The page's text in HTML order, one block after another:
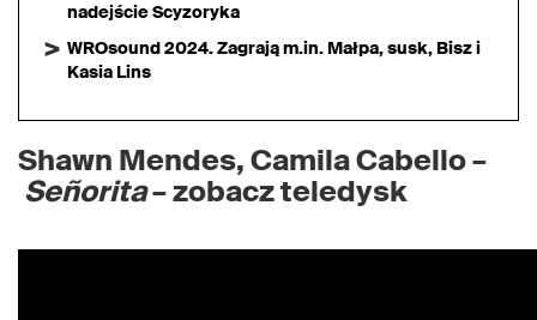
nadejście Scyzoryka
WROsound 2024. Zagrają m.in. Małpa, susk, Bisz i
Kasia Lins
Shawn Mendes, Camila Cabello –
Señorita– zobacz teledysk